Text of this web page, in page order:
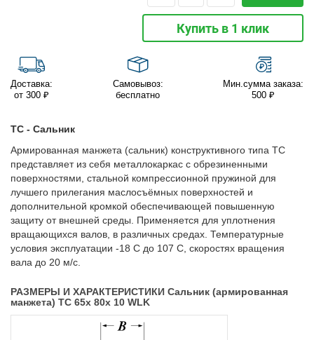
Купить в 1 клик
Доставка:
от 300 ₽
Самовывоз:
бесплатно
Мин.сумма заказа:
500 ₽
TC - Сальник
Армированная манжета (сальник) конструктивного типа TC
представляет из себя металлокаркас с обрезиненными
поверхностями, стальной компрессионной пружиной для
лучшего прилегания маслосъёмных поверхностей и
дополнительной кромкой обеспечивающей повышенную
защиту от внешней среды. Применяется для уплотнения
вращающихся валов, в различных средах. Температурные
условия эксплуатации -18 С до 107 С, скоростях вращения
вала до 20 м/с.
РАЗМЕРЫ И ХАРАКТЕРИСТИКИ Сальник (армированная
манжета) TC 65x 80x 10 WLK